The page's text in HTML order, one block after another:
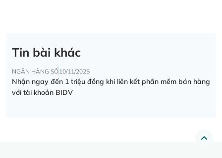
Tin bài khác
NGÂN HÀNG SỐ10/11/2025
Nhận ngay đến 1 triệu đồng khi liên kết phần mềm bán hàng
với tài khoản BIDV